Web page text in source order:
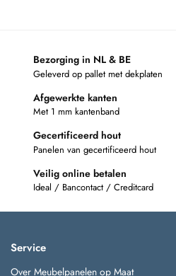
Bezorging in NL & BE
Geleverd op pallet met dekplaten
Afgewerkte kanten
Met 1 mm kantenband
Gecertificeerd hout
Panelen van gecertificeerd hout
Veilig online betalen
Ideal / Bancontact / Creditcard
Service
Over Meubelpanelen op Maat